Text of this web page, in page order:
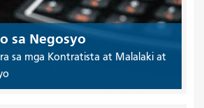
sa Negosyo
sa mga Kontratista at Malalaki at